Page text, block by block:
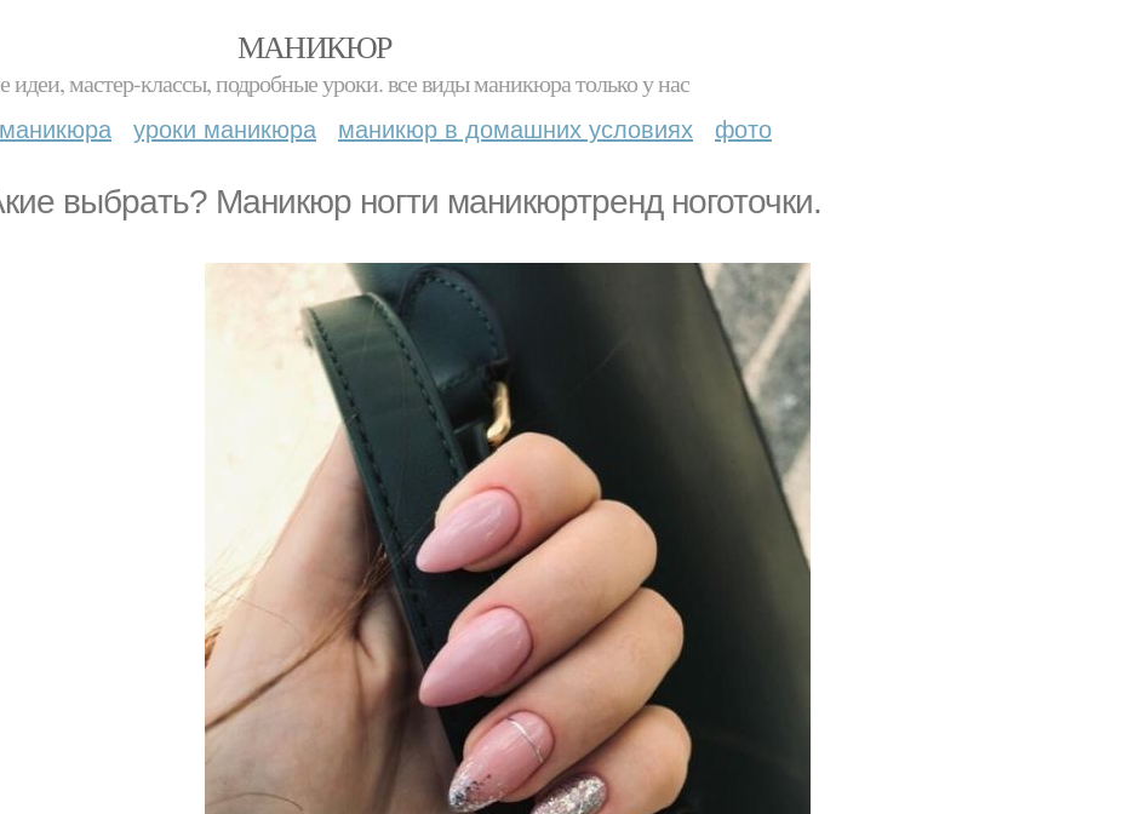
МАНИКЮР
идеи, мастер-классы, подробные уроки. все виды маникюра только у нас
уроки маникюра маникюр в домашних условиях фото
выбpaть? Маникюр ногти маникюртренд ноготочки.